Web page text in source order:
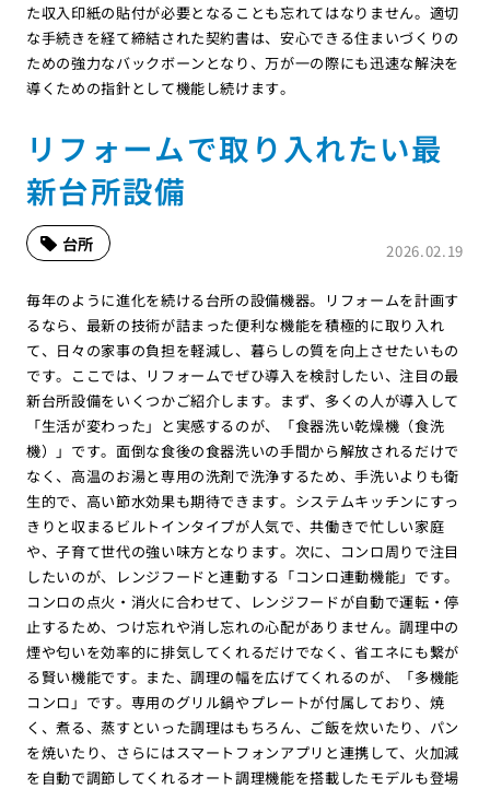
た収入印紙の貼付が必要となることも忘れてはなりません。適切
な手続きを経て締結された契約書は、安心できる住まいづくりの
ための強力なバックボーンとなり、万が一の際にも迅速な解決を
導くための指針として機能し続けます。
リフォームで取り入れたい最
新台所設備
2026.02.19
台所
毎年のように進化を続ける台所の設備機器。リフォームを計画す
るなら、最新の技術が詰まった便利な機能を積極的に取り入れ
て、日々の家事の負担を軽減し、暮らしの質を向上させたいもの
です。ここでは、リフォームでぜひ導入を検討したい、注目の最
新台所設備をいくつかご紹介します。まず、多くの人が導入して
「生活が変わった」と実感するのが、「食器洗い乾燥機（食洗
機）」です。面倒な食後の食器洗いの手間から解放されるだけで
なく、高温のお湯と専用の洗剤で洗浄するため、手洗いよりも衛
生的で、高い節水効果も期待できます。システムキッチンにすっ
きりと収まるビルトインタイプが人気で、共働きで忙しい家庭
や、子育て世代の強い味方となります。次に、コンロ周りで注目
したいのが、レンジフードと連動する「コンロ連動機能」です。
コンロの点火・消火に合わせて、レンジフードが自動で運転・停
止するため、つけ忘れや消し忘れの心配がありません。調理中の
煙や匂いを効率的に排気してくれるだけでなく、省エネにも繋が
る賢い機能です。また、調理の幅を広げてくれるのが、「多機能
コンロ」です。専用のグリル鍋やプレートが付属しており、焼
く、煮る、蒸すといった調理はもちろん、ご飯を炊いたり、パン
を焼いたり、さらにはスマートフォンアプリと連携して、火加減
を自動で調節してくれるオート調理機能を搭載したモデルも登場